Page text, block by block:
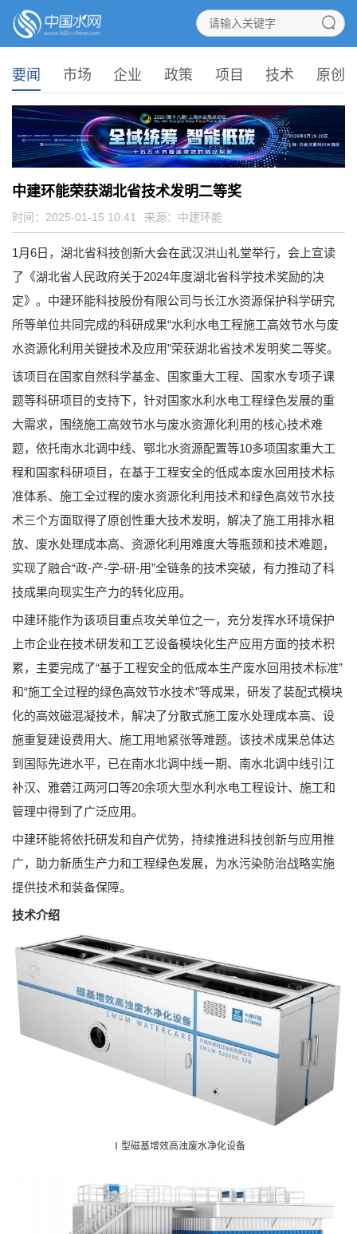
要闻 市场 企业 政策 项目 技术 原创
中建环能荣获湖北省技术发明二等奖
时间：2025-01-15 10:41 来源： 中建环能
1月6日，湖北省科技创新大会在武汉洪山礼堂举行，会上宣读
了《湖北省人民政府关于2024年度湖北省科学技术奖励的决
定》。中建环能科技股份有限公司与长江水资源保护科学研究
所等单位共同完成的科研成果“水利水电工程施工高效节水与废
水资源化利用关键技术及应用”荣获湖北省技术发明奖二等奖。
该项目在国家自然科学基金、国家重大工程、国家水专项子课
题等科研项目的支持下，针对国家水利水电工程绿色发展的重
大需求，围绕施工高效节水与废水资源化利用的核心技术难
题，依托南水北调中线、鄂北水资源配置等10多项国家重大工
程和国家科研项目，在基于工程安全的低成本废水回用技术标
准体系、施工全过程的废水资源化利用技术和绿色高效节水技
术三个方面取得了原创性重大技术发明，解决了施工用排水粗
放、废水处理成本高、资源化利用难度大等瓶颈和技术难题，
实现了融合“政-产-学-研-用”全链条的技术突破，有力推动了科
技成果向现实生产力的转化应用。
中建环能作为该项目重点攻关单位之一，充分发挥水环境保护
上市企业在技术研发和工艺设备模块化生产应用方面的技术积
累，主要完成了“基于工程安全的低成本生产废水回用技术标准”
和“施工全过程的绿色高效节水技术”等成果，研发了装配式模块
化的高效磁混凝技术，解决了分散式施工废水处理成本高、设
施重复建设费用大、施工用地紧张等难题。该技术成果总体达
到国际先进水平，已在南水北调中线一期、南水北调中线引江
补汉、雅砻江两河口等20余项大型水利水电工程设计、施工和
管理中得到了广泛应用。
中建环能将依托研发和自产优势，持续推进科技创新与应用推
广，助力新质生产力和工程绿色发展，为水污染防治战略实施
提供技术和装备保障。
技术介绍
Ⅰ型磁基增效高浊废水净化设备